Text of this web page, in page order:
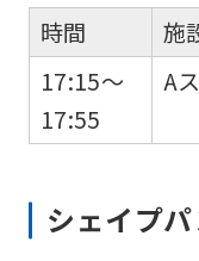
時間
17:15～
17:55
施
A
シェイプ